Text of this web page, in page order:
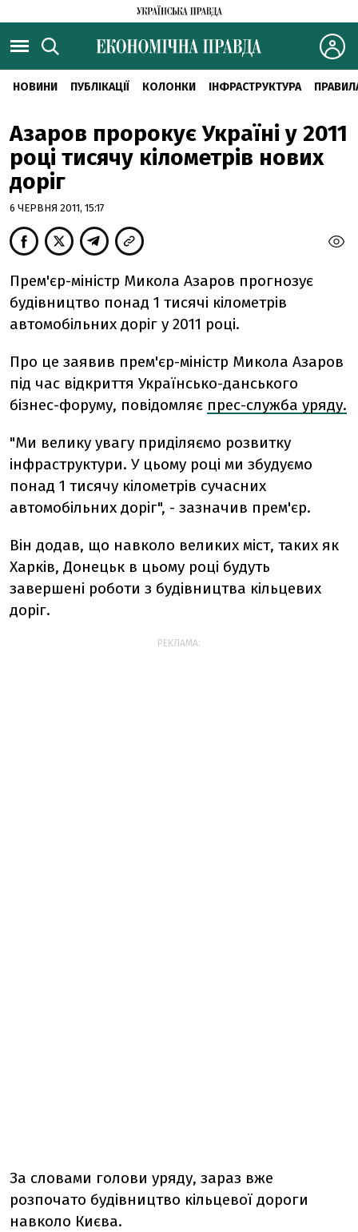
НОВИНИ ПУБЛІКАЦІЇ КОЛОНКИ ІНФРАСТРУКТУРА
Азаров пророкує Україні у 2011
році тисячу кілометрів нових
доріг
6 ЧЕРВНЯ 2011, 15:17
Прем'єр-міністр Микола Азаров прогнозує
будівництво понад 1 тисячі кілометрів
автомобільних доріг у 2011 році.
Про це заявив прем'єр-міністр Микола Азаров
під час відкриття Українсько-данського
бізнес-форуму, повідомляє прес-служба уряду.
"Ми велику увагу приділяємо розвитку
інфраструктури. У цьому році ми збудуємо
понад 1 тисячу кілометрів сучасних
автомобільних доріг", - зазначив прем'єр.
Він додав, що навколо великих міст, таких як
Харків, Донецьк в цьому році будуть
завершені роботи з будівництва кільцевих
доріг.
РЕКЛАМА:
За словами голови уряду, зараз вже
розпочато будівництво кільцевої дороги
навколо Києва.